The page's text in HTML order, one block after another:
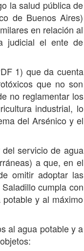
la salud pública de
de Buenos Aires)
en relación al
judicial el ente de
1) que da cuenta
que no son
no reglamentar los
industrial, lo
del Arsénico y el
servicio de agua
a que, en el
omitir adoptar las
cumpla con
y al máximo
al agua potable y a